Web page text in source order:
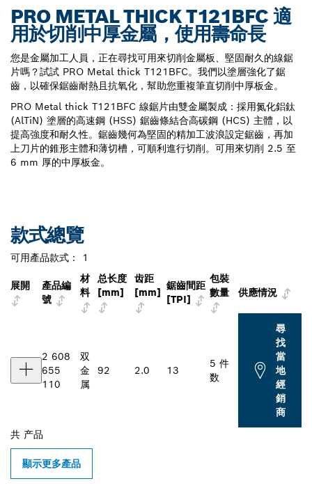
PRO METAL THICK T121BFC 適
用於切削中厚金屬，使用壽命長
您是金屬加工人員，正在尋找可用來切削金屬板、堅固耐久的線鋸
片嗎？試試 PRO Metal thick T121BFC。我們以塗層強化了鋸
齒，以確保鋸齒耐熱且抗氧化，幫助您重複筆直切削中厚板金。
PRO Metal thick T121BFC 線鋸片由雙金屬製成：採用氮化鋁鈦
(AlTiN) 塗層的高速鋼 (HSS) 鋸齒條結合高碳鋼 (HCS) 主體，以
提高強度和耐久性。鋸齒幾何為堅固的精加工波浪設定鋸齒，再加
上刀片的錐形主體和薄切槽，可順利進行切削。可用來切削 2.5 至
6 mm 厚的中厚板金。
款式總覽
可用產品款式： 1
展開
產品編
號
材
料
总长度
[mm]
齿距
[mm]
鋸齒間距
[TPI]
包裝
數量
供應情況
2 608
655
110
双
金
属
92 2.0 13
5 件
数
尋
找
當
地
經
銷
商
共 产品
顯示更多產品